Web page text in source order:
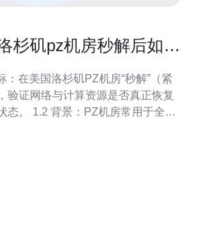
杉矶pz机房秒解后如何
：在美国洛杉矶PZ机房“秒解”（紧
验证网络与计算资源是否真正恢复
态。 1.2 背景：PZ机房常用于全球
迟、丢包、吞吐、抖动、CPU/内